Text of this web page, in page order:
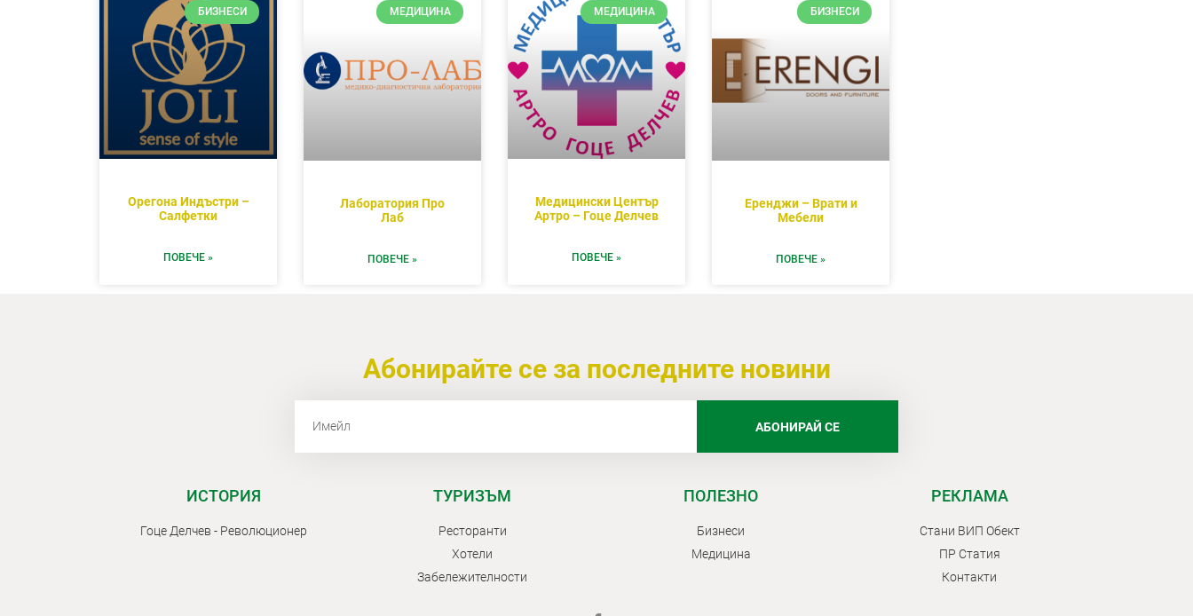
БИЗНЕСИ
Орегона Индъстри –
Салфетки
ПОВЕЧЕ »
МЕДИЦИНА
Лаборатория Про
Лаб
ПОВЕЧЕ »
МЕДИЦИНА
Медицински Център
Артро – Гоце Делчев
ПОВЕЧЕ »
БИЗНЕСИ
Еренджи – Врати и
Мебели
ПОВЕЧЕ »
Абонирайте се за последните новини
АБОНИРАЙ СЕ
ИСТОРИЯ
Гоце Делчев - Революционер
ТУРИЗЪМ
Ресторанти
Хотели
Забележителности
ПОЛЕЗНО
Бизнеси
Медицина
РЕКЛАМА
Стани ВИП Обект
ПР Статия
Контакти